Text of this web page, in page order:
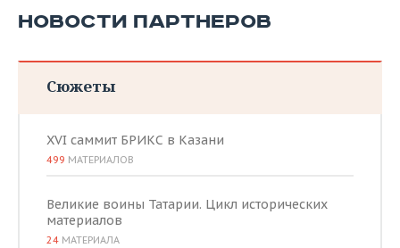
НОВОСТИ ПАРТНЕРОВ
Сюжеты
XVI саммит БРИКС в Казани
499 МАТЕРИАЛОВ
Великие воины Татарии. Цикл исторических
материалов
24 МАТЕРИАЛА